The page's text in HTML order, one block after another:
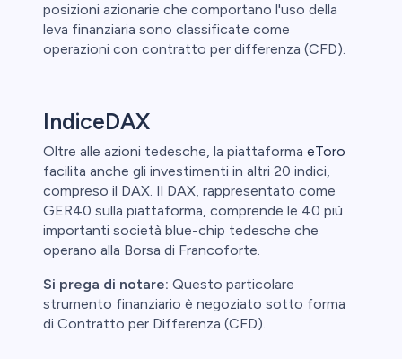
posizioni azionarie che comportano l'uso della
leva finanziaria sono classificate come
operazioni con contratto per differenza (CFD).
IndiceDAX
Oltre alle azioni tedesche, la piattaforma eToro
facilita anche gli investimenti in altri 20 indici,
compreso il DAX. Il DAX, rappresentato come
GER40 sulla piattaforma, comprende le 40 più
importanti società blue-chip tedesche che
operano alla Borsa di Francoforte.
Si prega di notare: Questo particolare
strumento finanziario è negoziato sotto forma
di Contratto per Differenza (CFD).